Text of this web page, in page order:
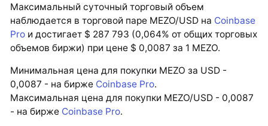
Максимальный суточный торговый объем
наблюдается в торговой паре MEZO/USD на Coinbase
Pro и достигает $ 287 793 (0,064% от общих торговых
объемов биржи) при цене $ 0,0087 за 1 MEZO.
Минимальная цена для покупки MEZO за USD -
0,0087 - на бирже Coinbase Pro.
Максимальная цена для покупки MEZO/USD - 0,0087
- на бирже Coinbase Pro.